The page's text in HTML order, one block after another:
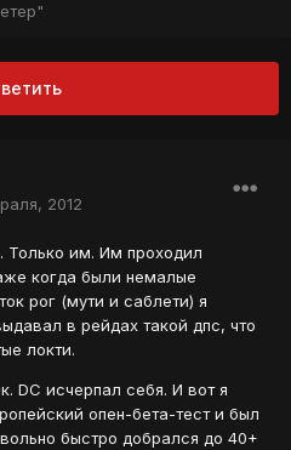
2012
Только им. Им проходил
когда были немалые
рог (мути и саблети) я
в рейдах такой дпс, что
локти.
DC исчерпал себя. И вот я
опен-бета-тест и был
быстро добрался до 40+